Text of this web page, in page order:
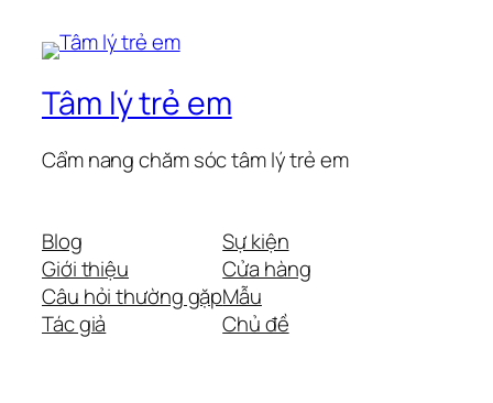
Tâm lý trẻ em
Cẩm nang chăm sóc tâm lý trẻ em
Blog
Giới thiệu
Câu hỏi thường gặp
Tác giả
Sự kiện
Cửa hàng
Mẫu
Chủ đề